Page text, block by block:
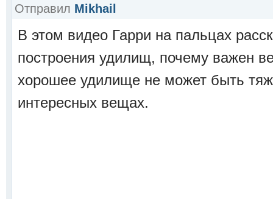
Отправил Mikhail
В этом видео Гарри на пальцах
построения удилищ, почему важен
хорошее удилище не может быть
интересных вещах.